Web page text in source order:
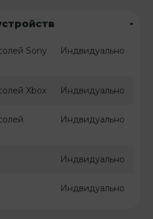
-
Sony
Индвидуально
Xbox Индвидуально
Индвидуально
Индвидуально
Индвидуально